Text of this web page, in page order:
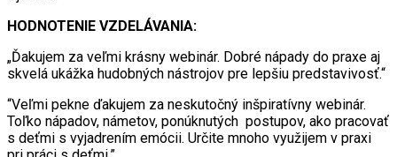
HODNOTENIE VZDELÁVANIA:
„Ďakujem za veľmi krásny webinár. Dobré nápady do praxe aj
skvelá ukážka hudobných nástrojov pre lepšiu predstavivosť.“
“Veľmi pekne ďakujem za neskutočný inšpiratívny webinár.
Toľko nápadov, námetov, ponúknutých postupov, ako pracovať
s deťmi s vyjadrením emócii. Určite mnoho využijem v praxi